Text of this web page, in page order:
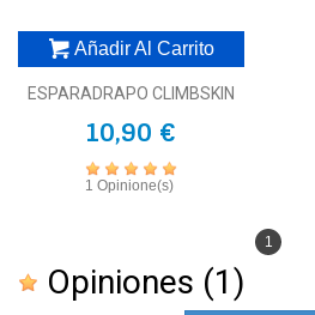
Añadir Al Carrito
ESPARADRAPO CLIMBSKIN
10,90 €
1 Opinione(s)
1
Opiniones (1)